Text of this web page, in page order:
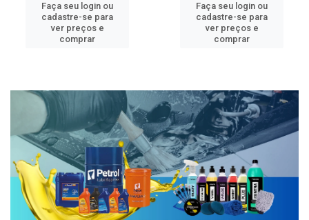
Faça seu login ou
cadastre-se para
ver preços e
comprar
Faça seu login ou
cadastre-se para
ver preços e
comprar